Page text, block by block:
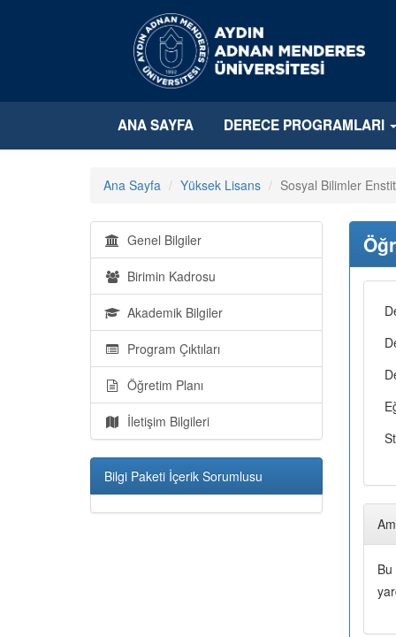
ANA SAYFA DERECE PROGRAMLARI
Ana Sayfa Yüksek Lisans Sosyal Bilimler
Genel Bilgiler
Birimin Kadrosu
Akademik Bilgiler
Program Çıktıları
Öğretim Planı
İletişim Bilgileri
Bilgi Paketi İçerik Sorumlusu